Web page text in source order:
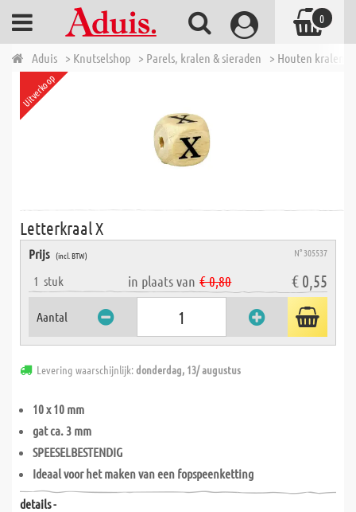
Aduis > Knutselshop > Parels, kralen & sieraden > Houten kralen
Uitverkoop
Letterkraal X
Prijs (incl. BTW) N° 305537
1 stuk in plaats van € 0,80 € 0,55
Aantal
Levering waarschijnlijk:donderdag, 13/ augustus
10 x 10 mm
gat ca. 3 mm
SPEESELBESTENDIG
Ideaal voor het maken van een fopspeenketting
details -
0